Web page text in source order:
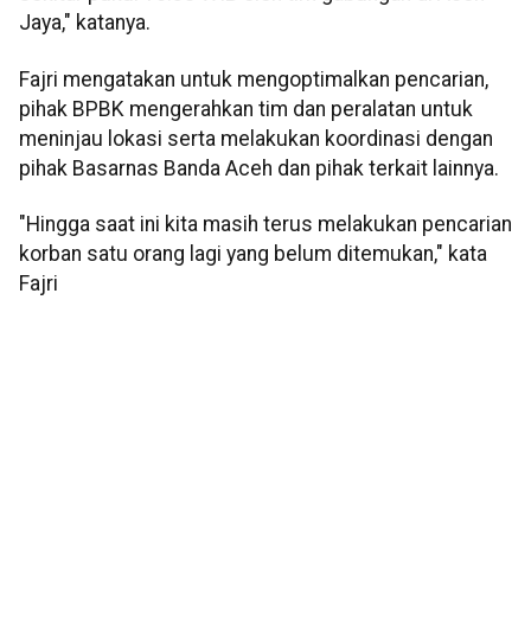
Jaya," katanya.
Fajri mengatakan untuk mengoptimalkan pencarian,
pihak BPBK mengerahkan tim dan peralatan untuk
meninjau lokasi serta melakukan koordinasi dengan
pihak Basarnas Banda Aceh dan pihak terkait lainnya.
"Hingga saat ini kita masih terus melakukan pencarian
korban satu orang lagi yang belum ditemukan," kata
Fajri